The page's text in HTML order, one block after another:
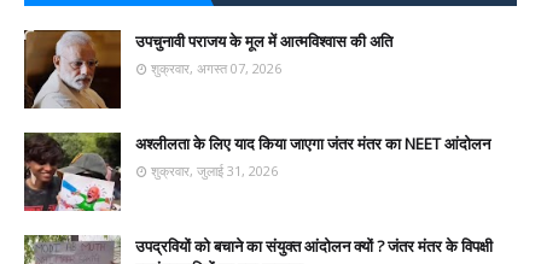
उपचुनावी पराजय के मूल में आत्मविश्वास की अति
शुक्रवार, अगस्त 07, 2026
अश्लीलता के लिए याद किया जाएगा जंतर मंतर का NEET आंदोलन
शुक्रवार, जुलाई 31, 2026
उपद्रवियों को बचाने का संयुक्त आंदोलन क्यों ? जंतर मंतर के विपक्षी